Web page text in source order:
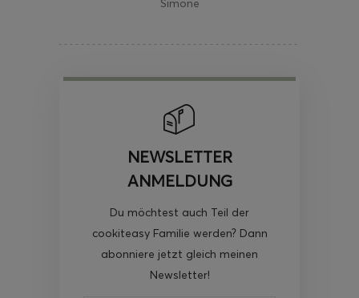
NEWSLETTER
ANMELDUNG
Du möchtest auch Teil der
cookiteasy Familie werden? Dann
abonniere jetzt gleich meinen
Newsletter!